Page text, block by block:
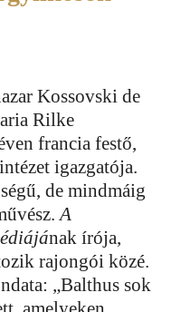
Kossovski de
Rilke
francia festő,
igazgatója.
de mindmáig
A
nak írója,
rajongói közé.
„Balthus sok